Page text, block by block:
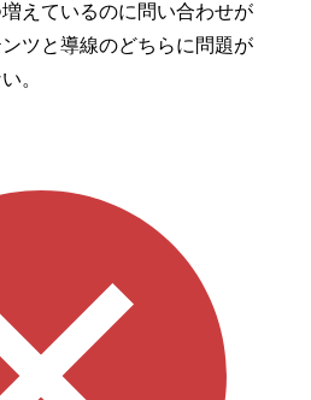
えているのに問い合わせが
ツと導線のどちらに問題が
。